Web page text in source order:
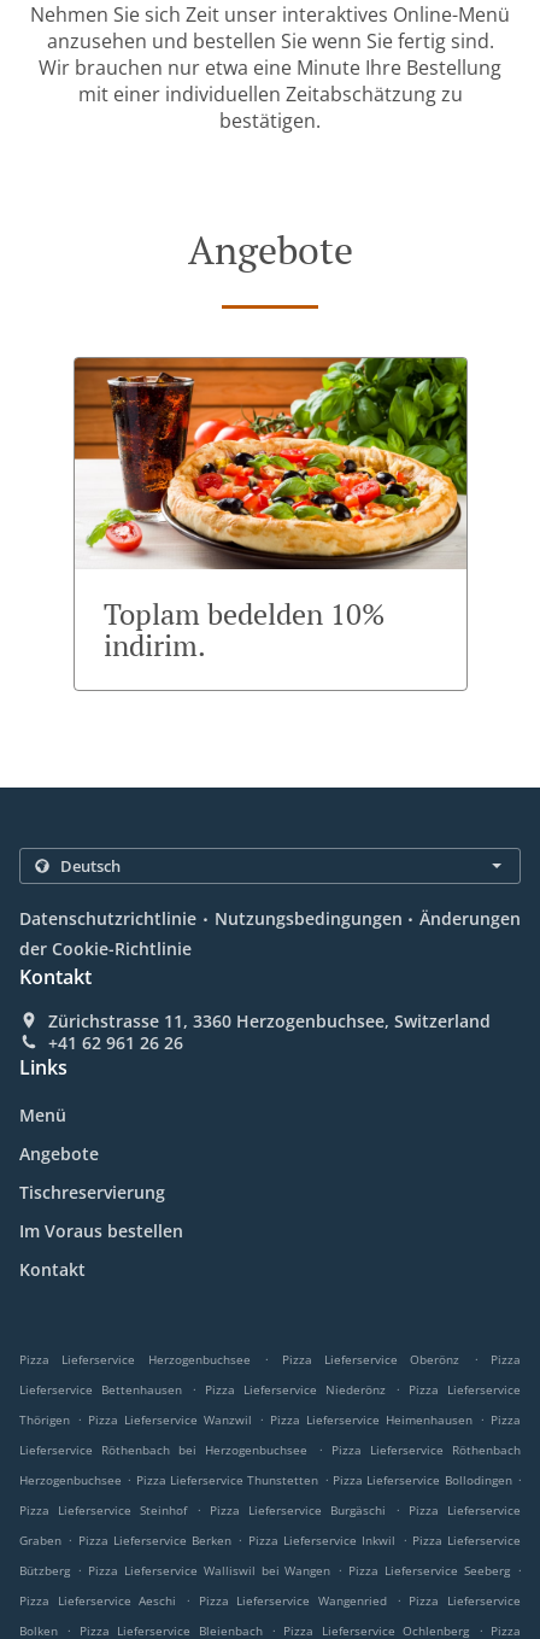
Nehmen Sie sich Zeit unser interaktives Online-Menü
anzusehen und bestellen Sie wenn Sie fertig sind.
Wir brauchen nur etwa eine Minute Ihre Bestellung
mit einer individuellen Zeitabschätzung zu
bestätigen.
Angebote
Toplam bedelden 10%
indirim.
Datenschutzrichtlinie . Nutzungsbedingungen . Änderungen
der Cookie-Richtlinie
Kontakt
Zürichstrasse 11, 3360 Herzogenbuchsee, Switzerland
+41 62 961 26 26
Links
Menü
Angebote
Tischreservierung
Im Voraus bestellen
Kontakt
Pizza Lieferservice Herzogenbuchsee . Pizza Lieferservice Oberönz .
Pizza
Lieferservice Bettenhausen
. Pizza Lieferservice Niederönz .
Pizza Lieferservice
Thörigen . Pizza Lieferservice Wanzwil . Pizza Lieferservice Heimenhausen . Pizza
Lieferservice Röthenbach bei Herzogenbuchsee
.
Pizza Lieferservice Röthenbach
Herzogenbuchsee . Pizza Lieferservice Thunstetten . Pizza Lieferservice Bollodingen .
Pizza Lieferservice Steinhof
. Pizza Lieferservice Burgäschi .
Pizza Lieferservice
Graben . Pizza Lieferservice Berken . Pizza Lieferservice Inkwil . Pizza Lieferservice
Bützberg . Pizza Lieferservice Walliswil bei Wangen . Pizza Lieferservice Seeberg .
Pizza Lieferservice Aeschi
. Pizza Lieferservice Wangenried . Pizza Lieferservice
Bolken
. Pizza Lieferservice Bleienbach . Pizza Lieferservice Ochlenberg . Pizza